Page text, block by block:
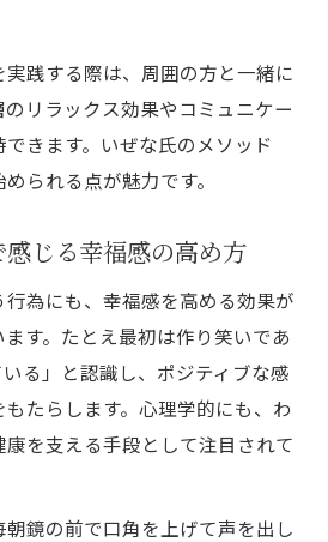
践する際は、周囲の方と一緒に
リラックス効果やコミュニケー
きます。いぜな氏のメソッド
られる点が魅力です。
じる幸福感の高め方
行為にも、幸福感を高める効果が
す。たとえ最初は作り笑いであ
る」と認識し、ポジティブな感
たらします。心理学的にも、わ
を支える手段として注目されて
鏡の前で口角を上げて声を出し